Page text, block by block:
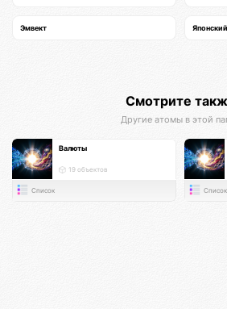
Эмвект Японский
Смотрите
Другие атомы в этой
Валюты
19 объектов
Список Список